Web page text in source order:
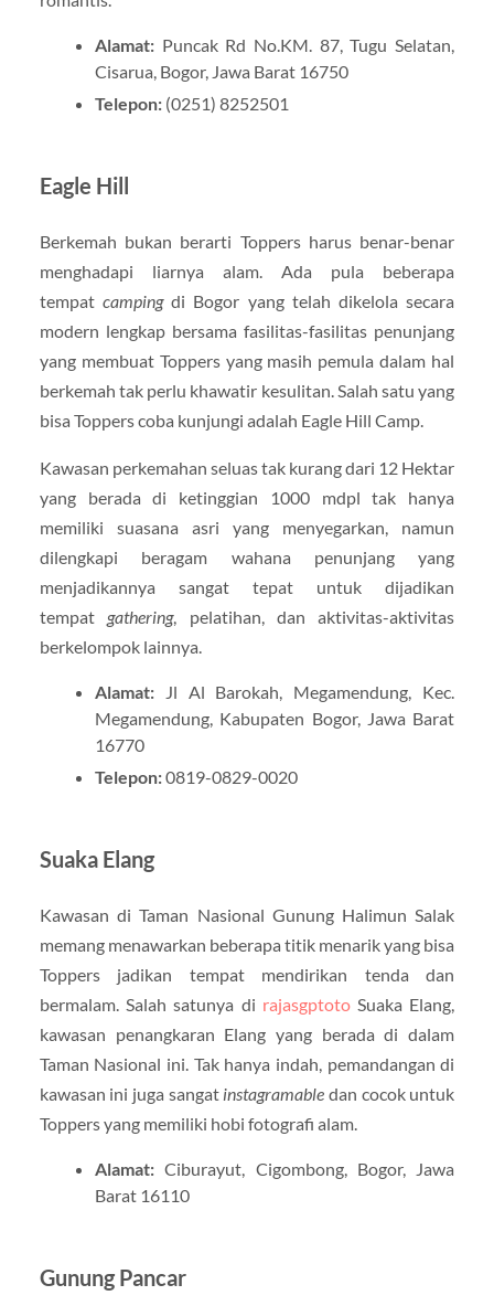
Alamat: Puncak Rd No.KM. 87, Tugu Selatan,
Cisarua, Bogor, Jawa Barat 16750
Telepon: (0251) 8252501
Eagle Hill
Berkemah bukan berarti Toppers harus benar-benar
menghadapi liarnya alam. Ada pula beberapa
tempatcampingdi Bogor yang telah dikelola secara
modern lengkap bersama fasilitas-fasilitas penunjang
yang membuat Toppers yang masih pemula dalam hal
berkemah tak perlu khawatir kesulitan. Salah satu yang
bisa Toppers coba kunjungi adalah Eagle Hill Camp.
Kawasan perkemahan seluas tak kurang dari 12 Hektar
yang berada di ketinggian 1000 mdpl tak hanya
memiliki suasana asri yang menyegarkan, namun
dilengkapi beragam wahana penunjang yang
menjadikannya sangat tepat untuk dijadikan
tempat gathering, pelatihan, dan aktivitas-aktivitas
berkelompok lainnya.
Alamat:
Jl Al Barokah, Megamendung, Kec.
Megamendung, Kabupaten Bogor, Jawa Barat
16770
Telepon:0819-0829-0020
Suaka Elang
Kawasan di Taman Nasional Gunung Halimun Salak
memang menawarkan beberapa titik menarik yang bisa
Toppers jadikan tempat mendirikan tenda dan
bermalam. Salah satunya di rajasgptotoSuaka Elang,
kawasan penangkaran Elang yang berada di dalam
Taman Nasional ini. Tak hanya indah, pemandangan di
kawasan ini juga sangat instagramable dan cocok untuk
Toppers yang memiliki hobi fotografi alam.
Alamat:Ciburayut, Cigombong, Bogor, Jawa
Barat 16110
Gunung Pancar